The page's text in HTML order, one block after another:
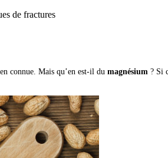
de fractures
connue. Mais qu’en est-il dumagnésium ? Si